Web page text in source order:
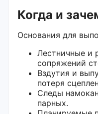
Когда и
Основания для
Лестничные и
сопряжений
Вздутия и
потеря
Следы
парных.